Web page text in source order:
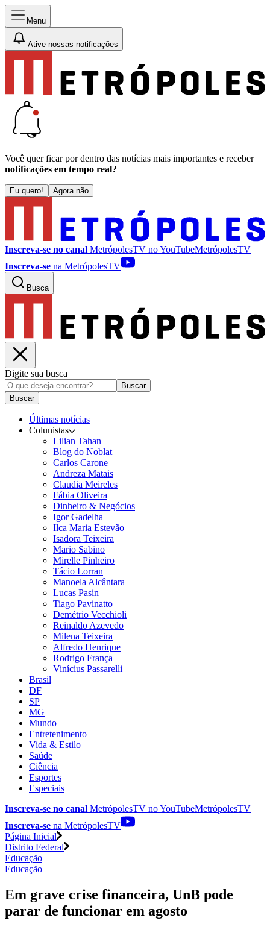
Menu
Ative nossas notificações
Você quer ficar por dentro das notícias mais importantes e receber
notificações em tempo real?
Eu quero! Agora não
Inscreva-se no canal MetrópolesTV noYouTubeMetrópolesTV
Inscreva-se na MetrópolesTV
Busca
Digite sua busca
Buscar
Buscar
Últimas notícias
Colunistas
Lilian Tahan
Blog do Noblat
Carlos Carone
Andreza Matais
Claudia Meireles
Fábia Oliveira
Dinheiro & Negócios
Igor Gadelha
Ilca Maria Estevão
Isadora Teixeira
Mario Sabino
Mirelle Pinheiro
Tácio Lorran
Manoela Alcântara
Lucas Pasin
Tiago Pavinatto
Demétrio Vecchioli
Reinaldo Azevedo
Milena Teixeira
Alfredo Henrique
Rodrigo França
Vinícius Passarelli
Brasil
DF
SP
MG
Mundo
Entretenimento
Vida & Estilo
Saúde
Ciência
Esportes
Especiais
Inscreva-se no canal MetrópolesTV noYouTubeMetrópolesTV
Inscreva-se na MetrópolesTV
Página Inicial
Distrito Federal
Educação
Educação
Em grave crise financeira, UnB pode
parar de funcionar em agosto